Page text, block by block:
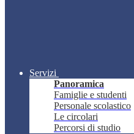
Servizi
Panoramica
Famiglie e studenti
Personale scolastico
Le circolari
Percorsi di studio